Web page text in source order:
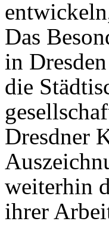
Das
in
die
Dresdner
weiterhin
ihrer